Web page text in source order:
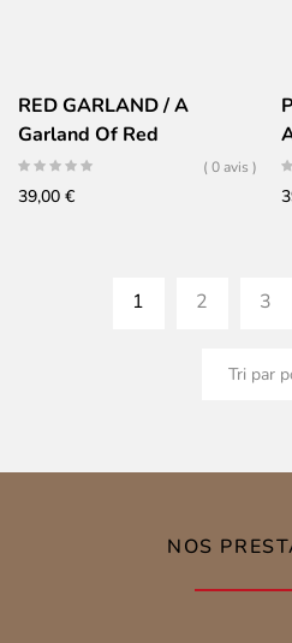
RED GARLAND / A
Garland Of Red
( 0 avis )
39,00 €
1 2 3
NOS